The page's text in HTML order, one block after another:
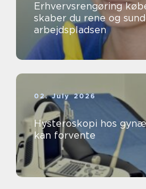
Erhvervsrengøring
skaber du rene og
arbejdspladsen
02. July 2026
Hysteroskopi hos
kan forvente